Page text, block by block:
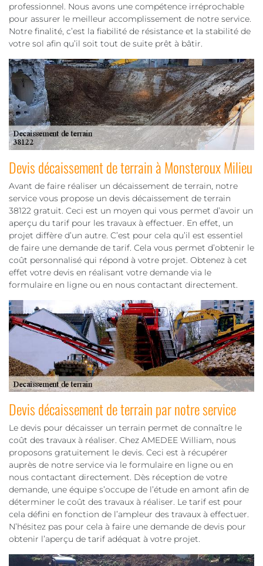
professionnel. Nous avons une compétence irréprochable
pour assurer le meilleur accomplissement de notre service.
Notre finalité, c’est la fiabilité de résistance et la stabilité de
votre sol afin qu’il soit tout de suite prêt à bâtir.
Devis décaissement de terrain à Monsteroux Milieu
Avant de faire réaliser un décaissement de terrain, notre
service vous propose un devis décaissement de terrain
38122 gratuit. Ceci est un moyen qui vous permet d’avoir un
aperçu du tarif pour les travaux à effectuer. En effet, un
projet diffère d’un autre. C’est pour cela qu’il est essentiel
de faire une demande de tarif. Cela vous permet d’obtenir le
coût personnalisé qui répond à votre projet. Obtenez à cet
effet votre devis en réalisant votre demande via le
formulaire en ligne ou en nous contactant directement.
Devis décaissement de terrain par notre service
Le devis pour décaisser un terrain permet de connaître le
coût des travaux à réaliser. Chez AMEDEE William, nous
proposons gratuitement le devis. Ceci est à récupérer
auprès de notre service via le formulaire en ligne ou en
nous contactant directement. Dès réception de votre
demande, une équipe s’occupe de l’étude en amont afin de
déterminer le coût des travaux à réaliser. Le tarif est pour
cela défini en fonction de l’ampleur des travaux à effectuer.
N’hésitez pas pour cela à faire une demande de devis pour
obtenir l’aperçu de tarif adéquat à votre projet.